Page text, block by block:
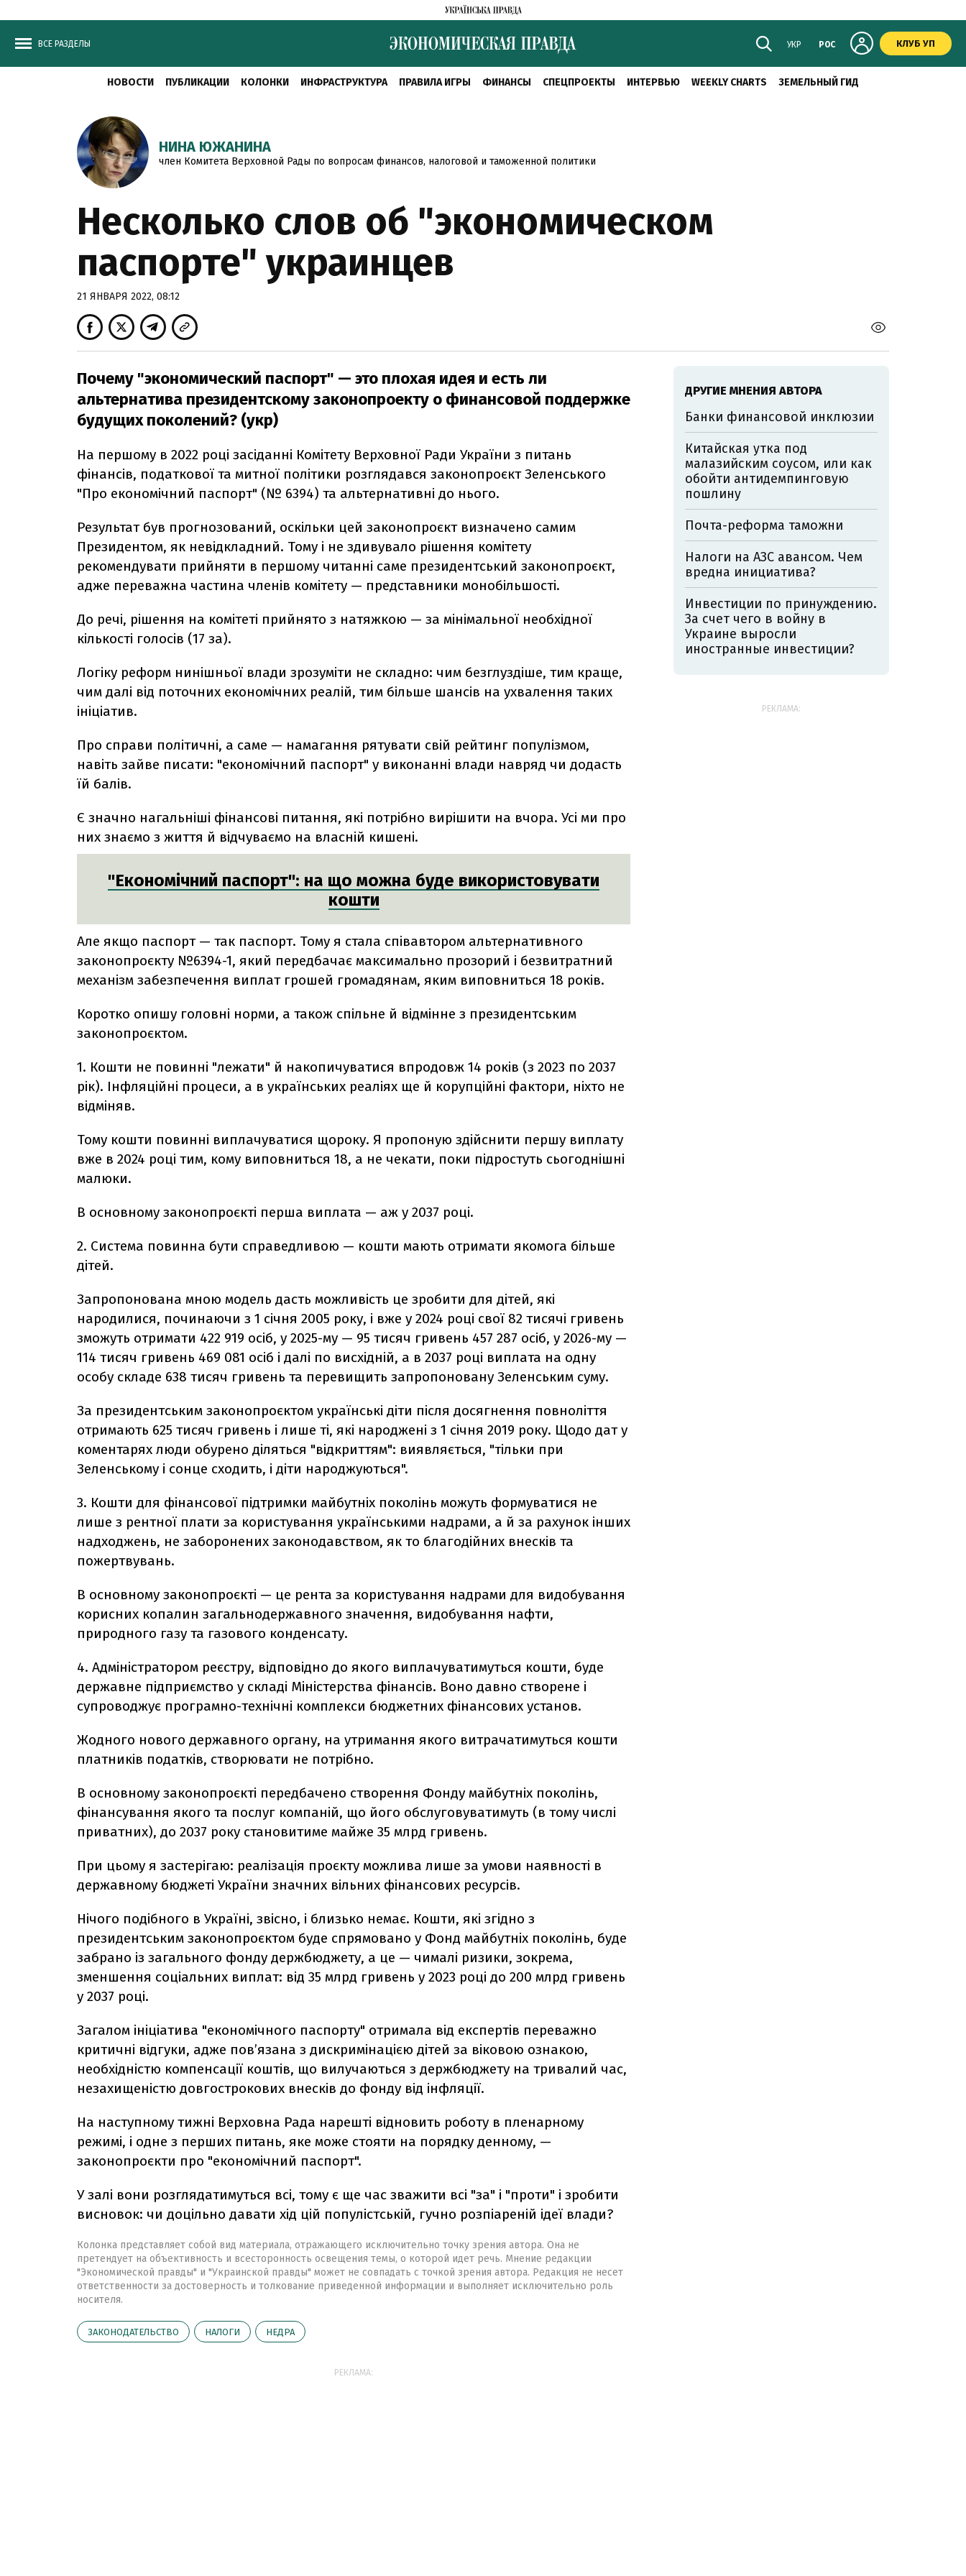
ВСЕ РАЗДЕЛЫ УКР РОС КЛУБ УП
НОВОСТИ ПУБЛИКАЦИИ КОЛОНКИ ИНФРАСТРУКТУРА ПРАВИЛА ИГРЫ ФИНАНСЫ СПЕЦПРОЕКТЫ ИНТЕРВЬЮ WEEKLY CHARTS ЗЕМЕЛЬНЫЙ ГИД
НИНА ЮЖАНИНА
член Комитета Верховной Рады по вопросам финансов, налоговой и таможенной политики
Несколько слов об "экономическом
паспорте" украинцев
21 ЯНВАРЯ 2022, 08:12
Почему "экономический паспорт" — это плохая идея и есть ли
альтернатива президентскому законопроекту о финансовой поддержке
будущих поколений? (укр)
На першому в 2022 році засіданні Комітету Верховної Ради України з питань
фінансів, податкової та митної політики розглядався законопроєкт Зеленського
"Про економічний паспорт" (№ 6394) та альтернативні до нього.
Результат був прогнозований, оскільки цей законопроєкт визначено самим
Президентом, як невідкладний. Тому і не здивувало рішення комітету
рекомендувати прийняти в першому читанні саме президентський законопроєкт,
адже переважна частина членів комітету — представники монобільшості.
До речі, рішення на комітеті прийнято з натяжкою — за мінімальної необхідної
кількості голосів (17 за).
Логіку реформ нинішньої влади зрозуміти не складно: чим безглуздіше, тим краще,
чим далі від поточних економічних реалій, тим більше шансів на ухвалення таких
ініціатив.
Про справи політичні, а саме — намагання рятувати свій рейтинг популізмом,
навіть зайве писати: "економічний паспорт" у виконанні влади навряд чи додасть
їй балів.
Є значно нагальніші фінансові питання, які потрібно вирішити на вчора. Усі ми про
них знаємо з життя й відчуваємо на власній кишені.
"Економічний паспорт": на що можна буде використовувати
кошти
Але якщо паспорт — так паспорт. Тому я стала співавтором альтернативного
законопроєкту №6394-1, який передбачає максимально прозорий і безвитратний
механізм забезпечення виплат грошей громадянам, яким виповниться 18 років.
Коротко опишу головні норми, а також спільне й відмінне з президентським
законопроєктом.
1. Кошти не повинні "лежати" й накопичуватися впродовж 14 років (з 2023 по 2037
рік). Інфляційні процеси, а в українських реаліях ще й корупційні фактори, ніхто не
відміняв.
Тому кошти повинні виплачуватися щороку. Я пропоную здійснити першу виплату
вже в 2024 році тим, кому виповниться 18, а не чекати, поки підростуть сьогоднішні
малюки.
В основному законопроєкті перша виплата — аж у 2037 році.
2. Система повинна бути справедливою — кошти мають отримати якомога більше
дітей.
Запропонована мною модель дасть можливість це зробити для дітей, які
народилися, починаючи з 1 січня 2005 року, і вже у 2024 році свої 82 тисячі гривень
зможуть отримати 422 919 осіб, у 2025-му — 95 тисяч гривень 457 287 осіб, у 2026-му —
114 тисяч гривень 469 081 осіб і далі по висхідній, а в 2037 році виплата на одну
особу складе 638 тисяч гривень та перевищить запропоновану Зеленським суму.
За президентським законопроєктом українські діти після досягнення повноліття
отримають 625 тисяч гривень і лише ті, які народжені з 1 січня 2019 року. Щодо дат у
коментарях люди обурено діляться "відкриттям": виявляється, "тільки при
Зеленському і сонце сходить, і діти народжуються".
3. Кошти для фінансової підтримки майбутніх поколінь можуть формуватися не
лише з рентної плати за користування українськими надрами, а й за рахунок інших
надходжень, не заборонених законодавством, як то благодійних внесків та
пожертвувань.
В основному законопроєкті — це рента за користування надрами для видобування
корисних копалин загальнодержавного значення, видобування нафти,
природного газу та газового конденсату.
4. Адміністратором реєстру, відповідно до якого виплачуватимуться кошти, буде
державне підприємство у складі Міністерства фінансів. Воно давно створене і
супроводжує програмно-технічні комплекси бюджетних фінансових установ.
Жодного нового державного органу, на утримання якого витрачатимуться кошти
платників податків, створювати не потрібно.
В основному законопроєкті передбачено створення Фонду майбутніх поколінь,
фінансування якого та послуг компаній, що його обслуговуватимуть (в тому числі
приватних), до 2037 року становитиме майже 35 млрд гривень.
При цьому я застерігаю: реалізація проєкту можлива лише за умови наявності в
державному бюджеті України значних вільних фінансових ресурсів.
Нічого подібного в Україні, звісно, і близько немає. Кошти, які згідно з
президентським законопроєктом буде спрямовано у Фонд майбутніх поколінь, буде
забрано із загального фонду держбюджету, а це — чималі ризики, зокрема,
зменшення соціальних виплат: від 35 млрд гривень у 2023 році до 200 млрд гривень
у 2037 році.
Загалом ініціатива "економічного паспорту" отримала від експертів переважно
критичні відгуки, адже пов’язана з дискримінацією дітей за віковою ознакою,
необхідністю компенсації коштів, що вилучаються з держбюджету на тривалий час,
незахищеністю довгострокових внесків до фонду від інфляції.
На наступному тижні Верховна Рада нарешті відновить роботу в пленарному
режимі, і одне з перших питань, яке може стояти на порядку денному, —
законопроєкти про "економічний паспорт".
У залі вони розглядатимуться всі, тому є ще час зважити всі "за" і "проти" і зробити
висновок: чи доцільно давати хід цій популістській, гучно розпіареній ідеї влади?
Колонка представляет собой вид материала, отражающего исключительно точку зрения автора. Она не
претендует на объективность и всесторонность освещения темы, о которой идет речь. Мнение редакции
"Экономической правды" и "Украинской правды" может не совпадать с точкой зрения автора. Редакция не несет
ответственности за достоверность и толкование приведенной информации и выполняет исключительно роль
носителя.
ЗАКОНОДАТЕЛЬСТВО НАЛОГИ НЕДРА
РЕКЛАМА:
ДРУГИЕ МНЕНИЯ АВТОРА
Банки финансовой инклюзии
Китайская утка под
малазийским соусом, или как
обойти антидемпинговую
пошлину
Почта-реформа таможни
Налоги на АЗС авансом. Чем
вредна инициатива?
Инвестиции по принуждению.
За счет чего в войну в
Украине выросли
иностранные инвестиции?
РЕКЛАМА: